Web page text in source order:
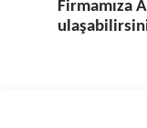
Firmamıza